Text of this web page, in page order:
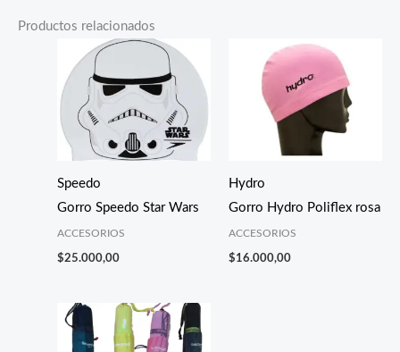
Productos relacionados
Speedo
Gorro Speedo Star Wars
ACCESORIOS
$25.000,00
Hydro
Gorro Hydro Poliflex rosa
ACCESORIOS
$16.000,00